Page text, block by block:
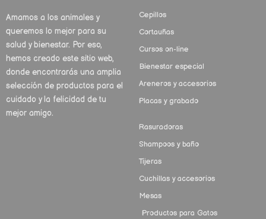
Amamos a los animales y
queremos lo mejor para su
salud y bienestar. Por eso,
hemos creado este sitio web,
donde encontrarás una amplia
selección de productos para el
cuidado y la felicidad de tu
mejor amigo.
Cepillos
Cortauñas
Cursos on-line
Bienestar especial
Areneros y accesorios
Placas y grabado
Rasuradoras
Shampoos y baño
Tijeras
Cuchillas y accesorios
Mesas
Productos para Gatos